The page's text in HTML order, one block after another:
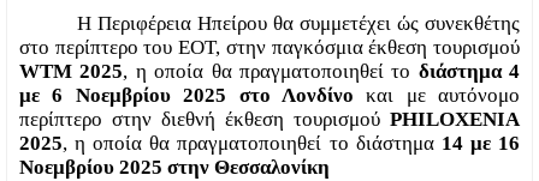
Η Περιφέρεια Ηπείρου θα συμμετέχει ώς συνεκθέτης
WTM 2025, η οποία θα πραγματοποιηθεί το διάστημα 4
με 6 Νοεμβρίου 2025 στο Λονδίνο και με αυτόνομο
περίπτερο στην διεθνή έκθεση τουρισμού PHILOXENIA
2025, η οποία θα πραγματοποιηθεί το διάστημα 14 με 16
Νοεμβρίου 2025 στην Θεσσαλονίκη